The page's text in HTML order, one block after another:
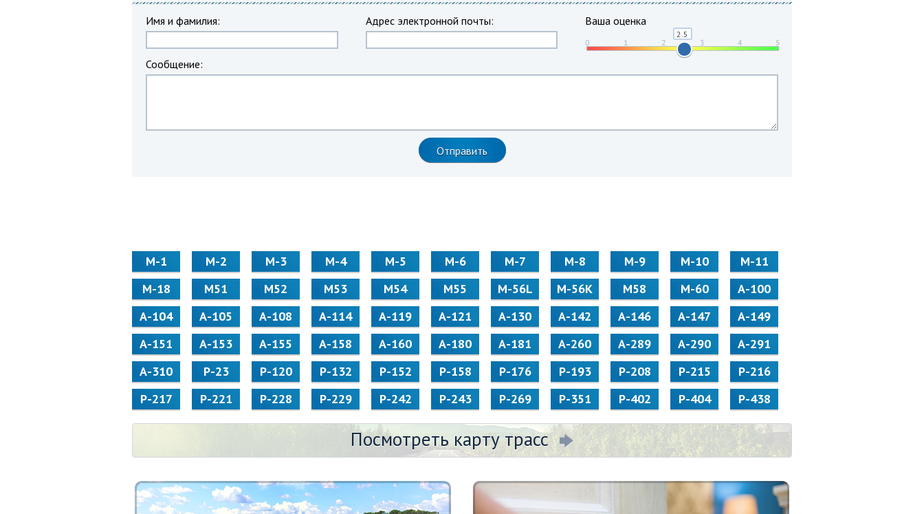
Имя и фамилия: Адрес электронной почты: Ваша оценка
Сообщение:
М-1 М-2 М-3 М-4 М-5 М-6 М-7 М-8 М-9 М-10
М-11
М-18
М51 М52 М53 М54 М55 M-56L M-56K М58 M-60
А-100
А-104
А-105 А-108 А-114 А-119 А-121 А-130 А-142 А-146 А-147
А-149
А-151
А-153 А-155 А-158 А-160 А-180 А-181 А-260 А-289 А-290
А-291
А-310
Р-23 Р-120 Р-132 Р-152 Р-158 Р-176 Р-193 Р-208 Р-215
Р-216
Р-217
Р-221 Р-228 Р-229 Р-242 Р-243 Р-269 Р-351 Р-402 Р-404 Р-438
Посмотреть карту трасс